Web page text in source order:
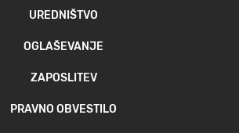
UREDNIŠTVO
OGLAŠEVANJE
ZAPOSLITEV
PRAVNO OBVESTILO